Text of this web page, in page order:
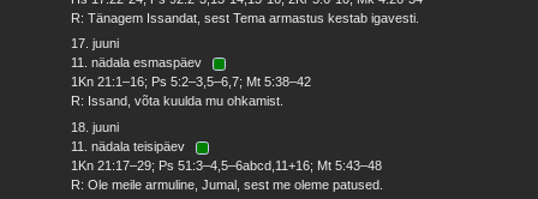
R: Tänagem Issandat, sest Tema armastus kestab igavesti.
17. juuni
11. nädala esmaspäev
1Kn 21:1–16; Ps 5:2–3,5–6,7; Mt 5:38–42
R: Issand, võta kuulda mu ohkamist.
18. juuni
11. nädala teisipäev
1Kn 21:17–29; Ps 51:3–4,5–6abcd,11+16; Mt 5:43–48
R: Ole meile armuline, Jumal, sest me oleme patused.